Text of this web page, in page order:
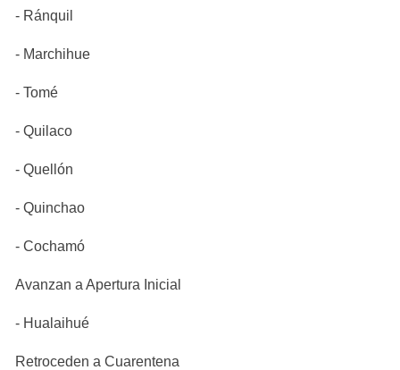
- Ránquil
- Marchihue
- Tomé
- Quilaco
- Quellón
- Quinchao
- Cochamó
Avanzan a Apertura Inicial
- Hualaihué
Retroceden a Cuarentena